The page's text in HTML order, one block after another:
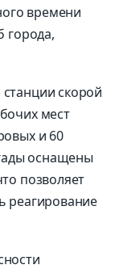
времени
города,
скорой
мест
и 60
оснащены
позволяет
реагирование